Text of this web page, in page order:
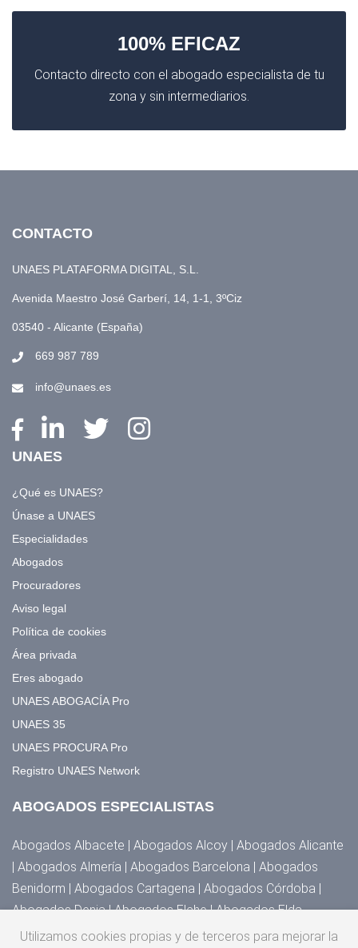
100% EFICAZ
Contacto directo con el abogado especialista de tu
zona y sin intermediarios.
CONTACTO
UNAES PLATAFORMA DIGITAL, S.L.
Avenida Maestro José Garberí, 14, 1-1, 3ºCiz
03540 - Alicante (España)
669 987 789
info@unaes.es
UNAES
¿Qué es UNAES?
Únase a UNAES
Especialidades
Abogados
Procuradores
Aviso legal
Política de cookies
Área privada
Eres abogado
UNAES ABOGACÍA Pro
UNAES 35
UNAES PROCURA Pro
Registro UNAES Network
ABOGADOS ESPECIALISTAS
Abogados Albacete | Abogados Alcoy | Abogados Alicante
| Abogados Almería | Abogados Barcelona | Abogados
Benidorm | Abogados Cartagena | Abogados Córdoba |
Abogados Denia | Abogados Elche | Abogados Elda,
Novelda y Villena | Abogados Granada | Abogados Huesca |
Utilizamos cookies propias y de terceros para mejorar la